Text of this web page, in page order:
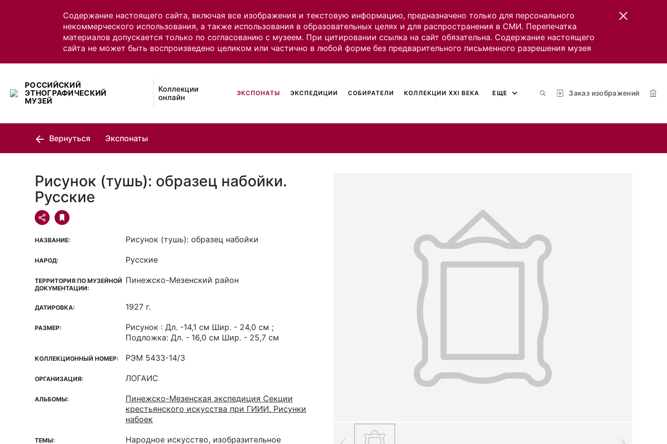
Содержание настоящего сайта, включая все изображения и текстовую информацию, предназначено только для персонального
некоммерческого использования, а также использования в образовательных целях и для распространения в СМИ. Перепечатка
материалов допускается только по согласованию с музеем. При цитировании ссылка на сайт обязательна. Содержание настоящего
сайта не может быть воспроизведено целиком или частично в любой форме без предварительного письменного разрешения музея
РОССИЙСКИЙ
ЭТНОГРАФИЧЕСКИЙ
МУЗЕЙ
Коллекции
онлайн
Заказ изображений
ЭКСПОНАТЫ ЭКСПЕДИЦИИ СОБИРАТЕЛИ КОЛЛЕКЦИИ XXI ВЕКА ЕЩЕ
Вернуться Экспонаты
Рисунок (тушь): образец набойки.
Русские
НАЗВАНИЕ: Рисунок (тушь): образец набойки
НАРОД: Русские
ТЕРРИТОРИЯ ПО МУЗЕЙНОЙ
ДОКУМЕНТАЦИИ:
Пинежско-Мезенский район
ДАТИРОВКА: 1927 г.
РАЗМЕР:
Рисунок : Дл. -14,1 см Шир. - 24,0 см ;
Подложка: Дл. - 16,0 см Шир. - 25,7 см
КОЛЛЕКЦИОННЫЙ НОМЕР: РЭМ 5433-14/3
ОРГАНИЗАЦИЯ: ЛОГАИС
АЛЬБОМЫ:
Пинежско-Мезенская экспедиция Секции
крестьянского искусства при ГИИИ. Рисунки
набоек
ТЕМЫ: Народное искусство, изобразительное